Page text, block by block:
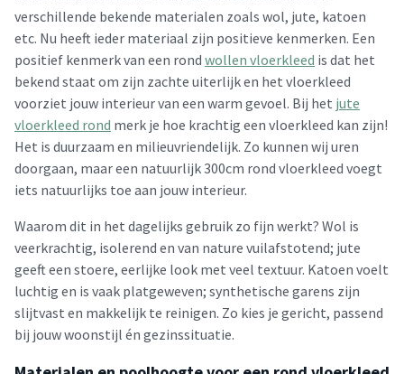
verschillende bekende materialen zoals wol, jute, katoen
etc. Nu heeft ieder materiaal zijn positieve kenmerken. Een
positief kenmerk van een rond wollen vloerkleed is dat het
bekend staat om zijn zachte uiterlijk en het vloerkleed
voorziet jouw interieur van een warm gevoel. Bij het jute
vloerkleed rond merk je hoe krachtig een vloerkleed kan zijn!
Het is duurzaam en milieuvriendelijk. Zo kunnen wij uren
doorgaan, maar een natuurlijk 300cm rond vloerkleed voegt
iets natuurlijks toe aan jouw interieur.
Waarom dit in het dagelijks gebruik zo fijn werkt? Wol is
veerkrachtig, isolerend en van nature vuilafstotend; jute
geeft een stoere, eerlijke look met veel textuur. Katoen voelt
luchtig en is vaak platgeweven; synthetische garens zijn
slijtvast en makkelijk te reinigen. Zo kies je gericht, passend
bij jouw woonstijl én gezinssituatie.